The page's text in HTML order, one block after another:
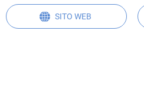
SITO WEB